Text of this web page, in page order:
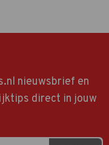
nieuwsbrief en
direct in jouw